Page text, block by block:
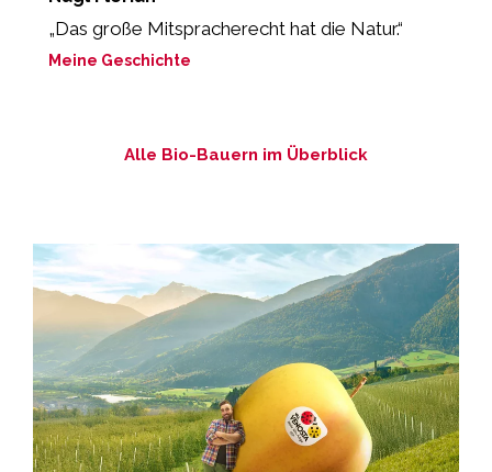
„Das große Mitspracherecht hat die Natur.“
Meine Geschichte
Alle Bio-Bauern im Überblick